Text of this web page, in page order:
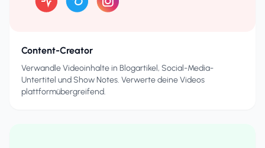
Content-Creator
Verwandle Videoinhalte in Blogartikel, Social-Media-
Untertitel und Show Notes. Verwerte deine Videos
plattformübergreifend.